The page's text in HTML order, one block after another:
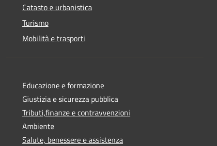
Catasto e urbanistica
Turismo
Mobilità e trasporti
Educazione e formazione
Giustizia e sicurezza pubblica
Tributi,finanze e contravvenzioni
Ambiente
Salute, benessere e assistenza